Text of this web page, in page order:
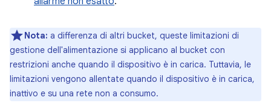
Nota: a differenza di altri bucket, queste limitazioni di
gestione dell'alimentazione si applicano al bucket con
restrizioni anche quando il dispositivo è in carica. Tuttavia, le
limitazioni vengono allentate quando il dispositivo è in carica,
inattivo e su una rete non a consumo.